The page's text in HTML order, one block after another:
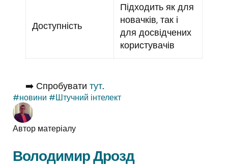
Доступність
Підходить як для
новачків, так і
для досвідчених
користувачів
➡️ Спробувати тут.
#новини #Штучний інтелект
Автор матеріалу
Володимир Дрозд